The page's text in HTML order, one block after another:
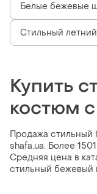
Белые бежевые
Стильный
Купить
костюм
Продажа
shafa.ua. Более
Средняя цена в
стильный